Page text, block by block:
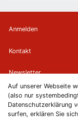
Auf unserer Webseite
(also nur
Datenschutzerklärung
surfen, erklären Sie
Anmelden
Kontakt
Newsletter
Newsletterabmeldung
Impressum